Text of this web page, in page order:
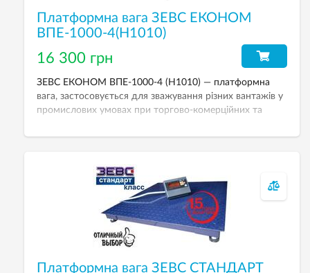
Платформна вага ЗЕВС ЕКОНОМ
ВПЕ-1000-4(H1010)
16 300 грн
ЗЕВС ЕКОНОМ ВПЕ-1000-4 (H1010) — платформна
вага, застосовується для зважування різних вантажів у
промислових умовах при торгово-комерційних та
платформи — 1000х1000 мм.
Платформна вага ЗЕВС СТАНДАРТ